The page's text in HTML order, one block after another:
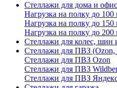
Стеллажи для дома и
Нагрузка на полку до 100
Нагрузка на полку до 150
Нагрузка на полку до 200
Стеллажи для колес, шин
Стеллажи для ПВЗ (Ozon,
Стеллажи для ПВЗ Ozon
Стеллажи для ПВЗ
Стеллажи для ПВЗ